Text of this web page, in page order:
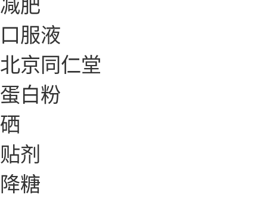
口服液
北京同仁堂
蛋白粉
硒
贴剂
降糖